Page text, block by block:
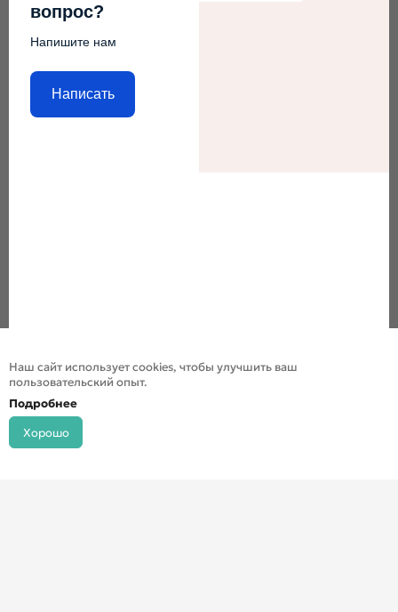
вопрос?
Напишите нам
Написать
Наш сайт использует cookies, чтобы улучшить ваш
пользовательский опыт.
Подробнее
Хорошо